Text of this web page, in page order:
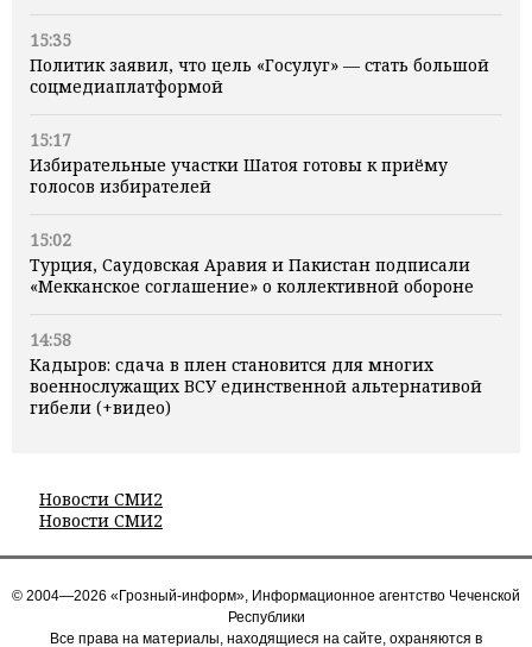
15:35
Политик заявил, что цель «Госулуг» — стать большой
соцмедиаплатформой
15:17
Избирательные участки Шатоя готовы к приёму
голосов избирателей
15:02
Турция, Саудовская Аравия и Пакистан подписали
«Мекканское соглашение» о коллективной обороне
14:58
Кадыров: сдача в плен становится для многих
военнослужащих ВСУ единственной альтернативой
гибели (+видео)
Новости СМИ2
Новости СМИ2
© 2004—2026 «Грозный-информ», Информационное агентство Чеченской
Республики
Все права на материалы, находящиеся на сайте, охраняются в